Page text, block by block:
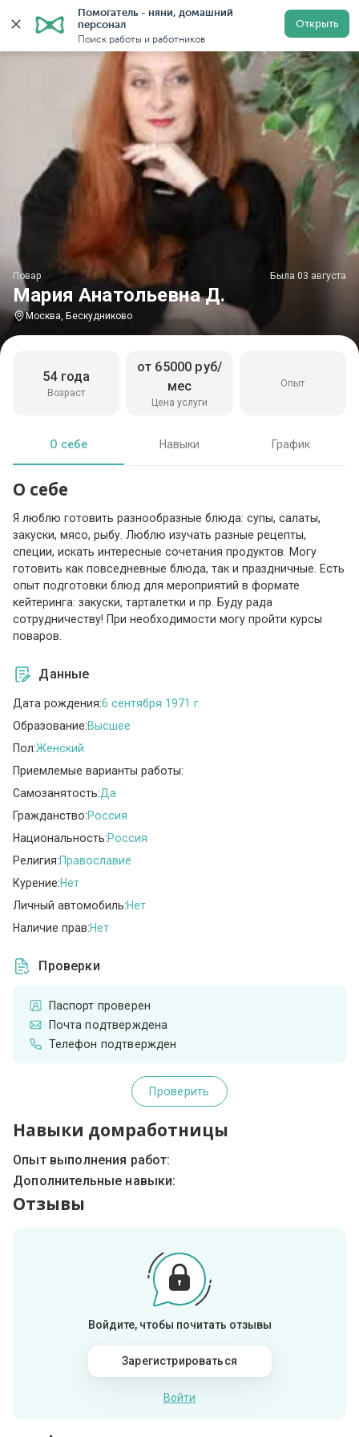
Помогатель - няни, домашний
персонал
Поиск работы и работников
Открыть
Главная Повара Повара в Москве Повара в
Мария Анатольевна Д.
Повар Была 03 августа
Москва, Бескудниково
Возраст
54 года
Цена услуги
от 65000 руб/
мес
Опыт
О себе Навыки График
О себе
Я люблю готовить разнообразные блюда: супы, салаты,
закуски, мясо, рыбу. Люблю изучать разные рецепты,
специи, искать интересные сочетания продуктов. Могу
готовить как повседневные блюда, так и праздничные. Есть
опыт подготовки блюд для мероприятий в формате
кейтеринга: закуски, тарталетки и пр. Буду рада
сотрудничеству! При необходимости могу пройти курсы
поваров.
Данные
Дата рождения:6 сентября 1971 г.
Образование:Высшее
Пол:Женский
Приемлемые варианты работы:
Самозанятость:Да
Гражданство:Россия
Национальность:Россия
Религия:Православие
Курение:Нет
Личный автомобиль:Нет
Наличие прав:Нет
Проверки
Паспорт проверен
Почта подтверждена
Телефон подтвержден
Проверить
Навыки домработницы
Опыт выполнения работ:
Дополнительные навыки:
Отзывы
Войдите, чтобы почитать отзывы
Зарегистрироваться
Войти